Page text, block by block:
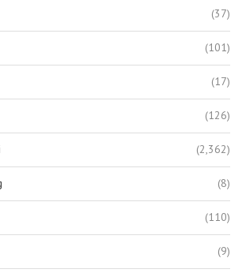
(37)
(101)
(17)
(126)
(2,362)
(8)
(110)
(9)